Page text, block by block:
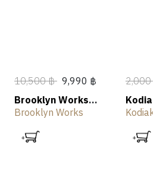
10,500 ฿ 9,990 ฿
Brooklyn Works
Plate Burner
Brooklyn Works
2,000
Stove
Kodiak